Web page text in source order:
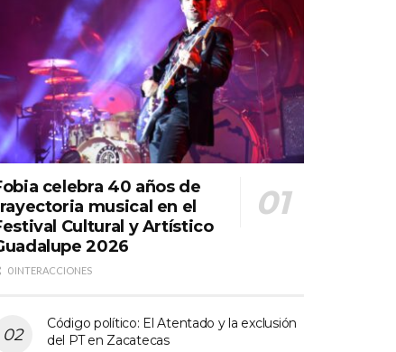
celebra 40 años de
musical en el
Cultural y Artístico
2026
0 INTERACCIONES
Código político: El Atentado y la exclusión
del PT en Zacatecas